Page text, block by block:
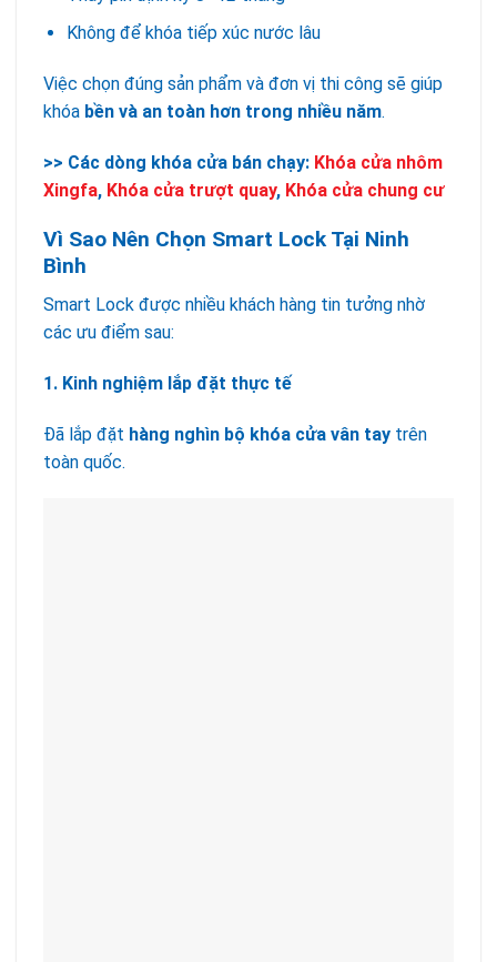
Không để khóa tiếp xúc nước lâu
Việc chọn đúng sản phẩm và đơn vị thi công sẽ giúp
khóa bền và an toàn hơn trong nhiều năm.
>> Các dòng khóa cửa bán chạy: Khóa cửa nhôm
Xingfa, Khóa cửa trượt quay, Khóa cửa chung cư
Vì Sao Nên Chọn Smart Lock Tại Ninh
Bình
Smart Lock được nhiều khách hàng tin tưởng nhờ
các ưu điểm sau:
1. Kinh nghiệm lắp đặt thực tế
Đã lắp đặt hàng nghìn bộ khóa cửa vân tay trên
toàn quốc.